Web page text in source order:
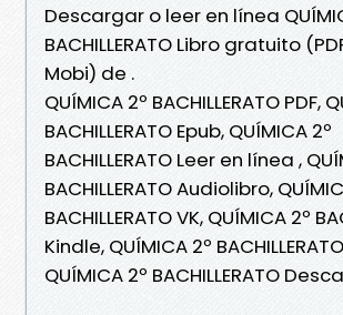
Descargar o leer en línea
BACHILLERATO Libro gratuito
Mobi) de .
QUÍMICA 2º BACHILLERATO PDF,
BACHILLERATO Epub, QUÍMICA 2º
BACHILLERATO Leer en línea ,
BACHILLERATO Audiolibro,
BACHILLERATO VK, QUÍMICA 2º
Kindle, QUÍMICA 2º
QUÍMICA 2º BACHILLERATO